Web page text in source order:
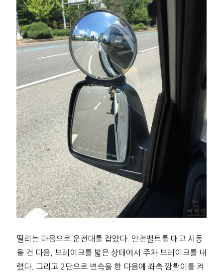
떨리는 마음으로 운전대를 잡았다. 안전벨트를 매고 시동
을 건 다음, 브레이크를 밟은 상태에서 주차 브레이크를 내
렸다. 그리고 2단으로 변속을 한 다음에 좌측 깜빡이를 켜